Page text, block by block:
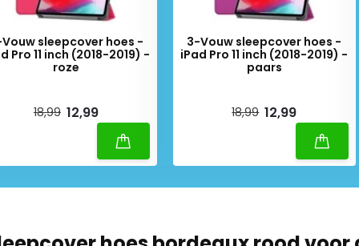
sleepcover hoes -
Pro 11 inch (2018-2019) -
roze
18,99 12,99
3-Vouw sleepcover hoes -
iPad Pro 11 inch (2018-2019) -
paars
18,99 12,99